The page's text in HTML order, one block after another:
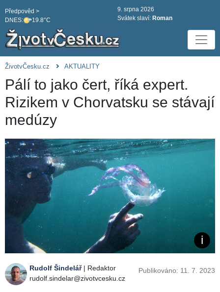
DNES: 19.8°C
Předpověd >
9. srpna 2026
Svátek slaví: Roman
ŽivotvČesku.cz AKTUALITY
Pálí to jako čert, říká expert.
Rizikem v Chorvatsku se stávají
medúzy
Rudolf Šindelář| Redaktor
rudolf.sindelar@zivotvcesku.cz
Publikováno: 11. 7. 2023